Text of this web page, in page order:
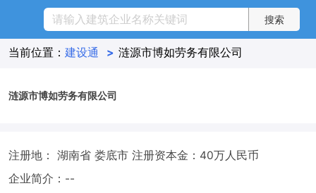
当前位置： 建设通 > 涟源市博如劳务有限公司
涟源市博如劳务有限公司
注册地： 湖南省 娄底市 注册资本金：40万人民币
企业简介：--